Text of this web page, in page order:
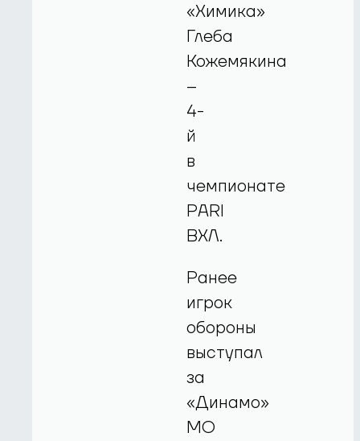
«Химика»
Глеба
Кожемякина
–
4-
й
в
чемпионате
PARI
ВХЛ.
Ранее
игрок
обороны
выступал
за
«Динамо»
МО